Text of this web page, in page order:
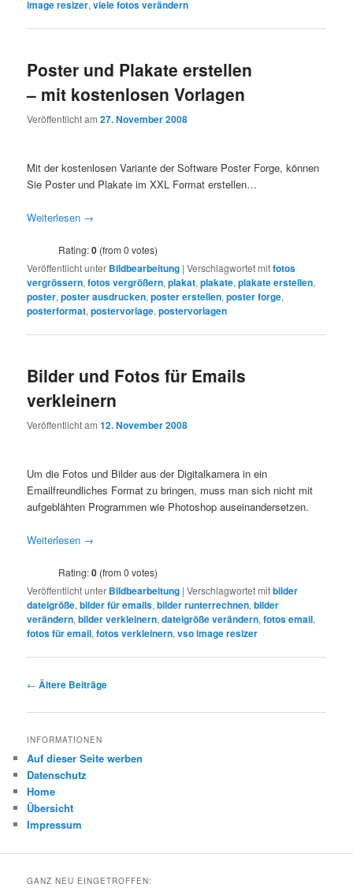
image resizer,viele fotos verändern
Poster und Plakate erstellen
– mit kostenlosen Vorlagen
Veröffentlicht am27. November 2008
Mit der kostenlosen Variante der Software Poster Forge, können
Sie Poster und Plakate im XXL Format erstellen…
Weiterlesen →
Rating:0 (from 0 votes)
Veröffentlicht unter Bildbearbeitung |Verschlagwortet mitfotos
vergrössern,fotos vergrößern,plakat,plakate,plakate erstellen,
poster,poster ausdrucken,poster erstellen,poster forge,
posterformat,postervorlage,postervorlagen
Bilder und Fotos für Emails
verkleinern
Veröffentlicht am12. November 2008
Um die Fotos und Bilder aus der Digitalkamera in ein
Emailfreundliches Format zu bringen, muss man sich nicht mit
aufgeblähten Programmen wie Photoshop auseinandersetzen.
Weiterlesen →
Rating:0 (from 0 votes)
Veröffentlicht unter Bildbearbeitung |Verschlagwortet mitbilder
dateigröße,bilder für emails,bilder runterrechnen,bilder
verändern,bilder verkleinern,dateigröße verändern,fotos email,
fotos für email,fotos verkleinern,vso image resizer
Beitrags-
← Ältere Beiträge
INFORMATIONEN
Auf dieser Seite werben
Datenschutz
Home
Übersicht
Impressum
GANZ NEU EINGETROFFEN: